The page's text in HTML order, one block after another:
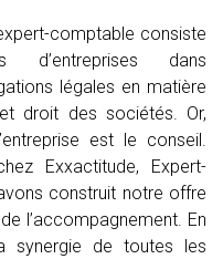
comptable consiste
dans
légales en matière
droit des sociétés. Or,
est le conseil.
Exxactitude, Expert-
construit notre offre
l’accompagnement. En
synergie de toutes les